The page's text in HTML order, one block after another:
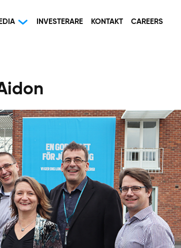
INVESTERARE KONTAKT CAREERS